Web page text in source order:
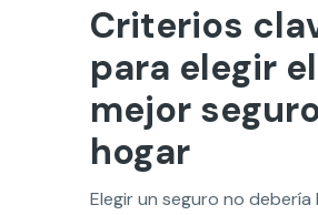
Criterios
para elegir el
mejor
hogar
Elegir un seguro no debería